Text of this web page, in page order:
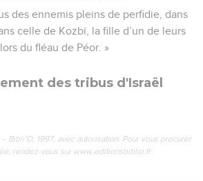
des ennemis pleins de perfidie, dans
celle de Kozbi, la fille d’un de leurs
du fléau de Péor. »
des tribus d'Israël
Bibli’O, 1997, avec autorisation. Pour vous procurer
rendez-vous sur www.editionsbiblio.fr